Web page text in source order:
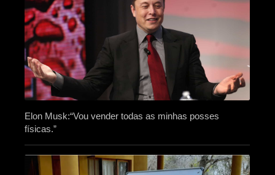
Elon Musk:“Vou vender todas as minhas posses
físicas.”